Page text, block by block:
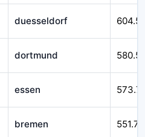
duesseldorf
dortmund
essen
bremen